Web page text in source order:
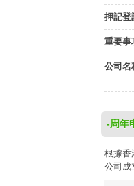
押記登
重要事
公司名
-周年
根據香
公司成